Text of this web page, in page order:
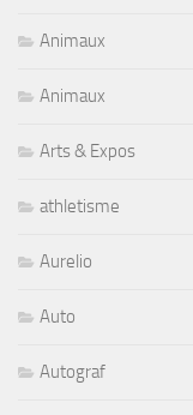
Animaux
Animaux
Arts & Expos
athletisme
Aurelio
Auto
Autograf